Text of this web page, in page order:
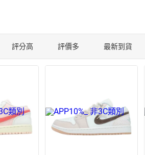
評分高 評價多 最新到貨